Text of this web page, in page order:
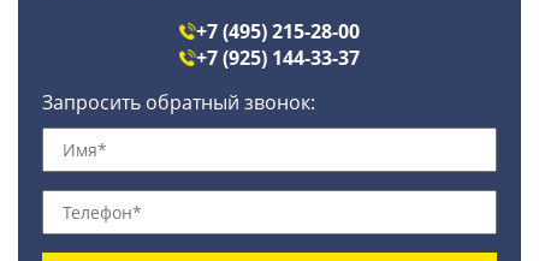
+7 (495) 215-28-00
+7 (925) 144-33-37
Запросить обратный звонок: